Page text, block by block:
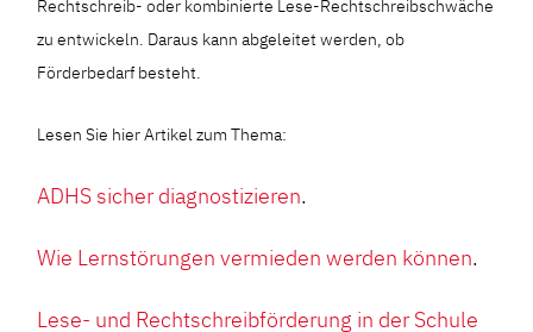
Rechtschreib- oder kombinierte Lese-Rechtschreibschwäche
zu entwickeln. Daraus kann abgeleitet werden, ob
Förderbedarf besteht.
Lesen Sie hier Artikel zum Thema:
ADHS sicher diagnostizieren.
Wie Lernstörungen vermieden werden können.
Lese- und Rechtschreibförderung in der Schule